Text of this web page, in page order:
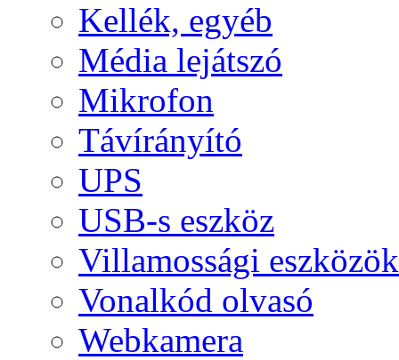
Kellék, egyéb
Média lejátszó
Mikrofon
Távírányító
UPS
USB-s eszköz
Villamossági eszközök
Vonalkód olvasó
Webkamera